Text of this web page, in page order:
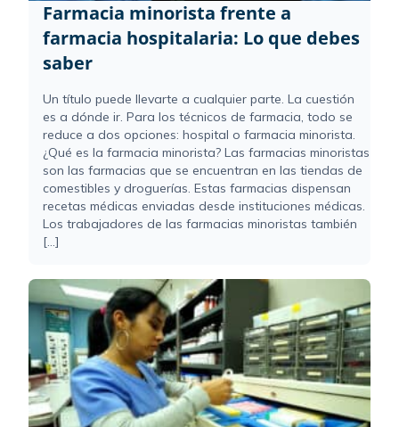
Farmacia minorista frente a
farmacia hospitalaria: Lo que debes
saber
Un título puede llevarte a cualquier parte. La cuestión
es a dónde ir. Para los técnicos de farmacia, todo se
reduce a dos opciones: hospital o farmacia minorista.
¿Qué es la farmacia minorista? Las farmacias minoristas
son las farmacias que se encuentran en las tiendas de
comestibles y droguerías. Estas farmacias dispensan
recetas médicas enviadas desde instituciones médicas.
Los trabajadores de las farmacias minoristas también
[...]